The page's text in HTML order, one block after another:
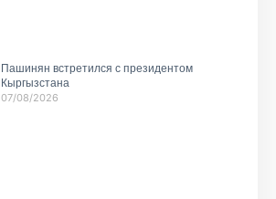
Пашинян встретился с президентом
Кыргызстана
07/08/2026